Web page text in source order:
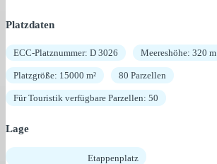
Platzdaten
ECC-Platznummer: D 3026 Meereshöhe: 320 m
Platzgröße: 15000 m² 80 Parzellen
Für Touristik verfügbare Parzellen: 50
Lage
Etappenplatz